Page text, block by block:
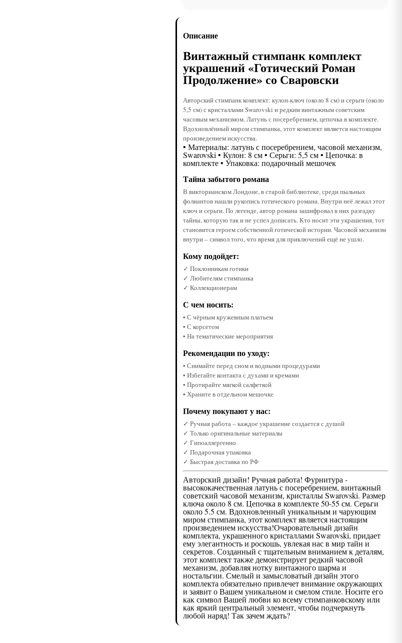
Описание
Винтажный стимпанк комплект
украшений «Готический Роман
Продолжение» со Сваровски
Авторский стимпанк комплект: кулон-ключ (около 8 см) и серьги (около
5,5 см) с кристаллами Swarovski и редким винтажным советским
часовым механизмом. Латунь с посеребрением, цепочка в комплекте.
Вдохновлённый миром стимпанка, этот комплект является настоящим
произведением искусства.
• Материалы: латунь с посеребрением, часовой механизм,
Swarovski • Кулон: 8 см • Серьги: 5,5 см • Цепочка: в
комплекте • Упаковка: подарочный мешочек
Тайна забытого романа
В викторианском Лондоне, в старой библиотеке, среди пыльных
фолиантов нашли рукопись готического романа. Внутри неё лежал этот
ключ и серьги. По легенде, автор романа зашифровал в них разгадку
тайны, которую так и не успел дописать. Кто носит эти украшения, тот
становится героем собственной готической истории. Часовой механизм
внутри – символ того, что время для приключений ещё не ушло.
Кому подойдет:
✓ Поклонникам готики
✓ Любителям стимпанка
✓ Коллекционерам
С чем носить:
• С чёрным кружевным платьем
• С корсетом
• На тематические мероприятия
Рекомендации по уходу:
• Снимайте перед сном и водными процедурами
• Избегайте контакта с духами и кремами
• Протирайте мягкой салфеткой
• Храните в отдельном мешочке
Почему покупают у нас:
✓ Ручная работа – каждое украшение создается с душой
✓ Только оригинальные материалы
✓ Гипоаллергенно
✓ Подарочная упаковка
✓ Быстрая доставка по РФ
Авторский дизайн! Ручная работа! Фурнитура -
высококачественная латунь с посеребрением, винтажный
советский часовой механизм, кристаллы Swarovski. Размер
ключа около 8 см. Цепочка в комплекте 50-55 см. Серьги
около 5.5 см. Вдохновленный уникальным и чарующим
миром стимпанка, этот комплект является настоящим
произведением искусства!Очаровательный дизайн
комплекта, украшенного кристаллами Swarovski, придает
ему элегантность и роскошь, увлекая нас в мир тайн и
секретов. Созданный с тщательным вниманием к деталям,
этот комплект также демонстрирует редкий часовой
механизм, добавляя нотку винтажного шарма и
ностальгии. Смелый и замысловатый дизайн этого
комплекта обязательно привлечет внимание окружающих
и заявит о Вашем уникальном и смелом стиле. Носите его
как символ Вашей любви ко всему стимпанковскому или
как яркий центральный элемент, чтобы подчеркнуть
любой наряд! Так зачем ждать?